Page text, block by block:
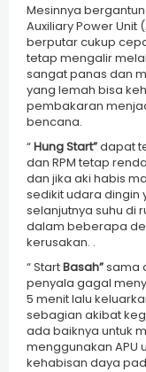
Mesinnya
Auxiliary Power Unit
berputar cukup
tetap mengalir
sangat panas dan
yang lemah bisa
pembakaran
bencana.
“Hung Start”dapat
dan RPM tetap
dan jika aki habis
sedikit udara dingin
selanjutnya suhu di
dalam beberapa
kerusakan. .
“ StartBasah”sama
penyala gagal
5 menit lalu
sebagian akibat
ada baiknya untuk
menggunakan APU
kehabisan daya